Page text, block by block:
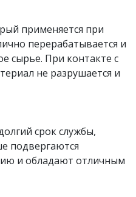
применяется при
перерабатывается и
сырье. При контакте с
не разрушается и
срок службы,
подвергаются
и обладают отличным